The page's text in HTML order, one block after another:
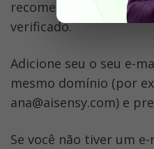
recomendada e
verificado.
Adicione seu o seu e-
mesmo domínio (por
ana@aisensy.com) e
Se você não tiver um